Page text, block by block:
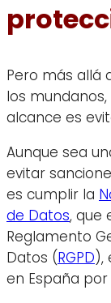
Pero más allá
los
alcance es
Aunque sea
evitar
es cumplir la
de Datos, que
Reglamento
Datos (RGPD),
en España por